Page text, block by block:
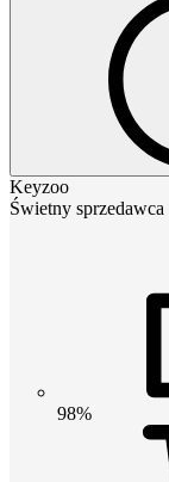
Keyzoo
Świetny sprzedawca
98%